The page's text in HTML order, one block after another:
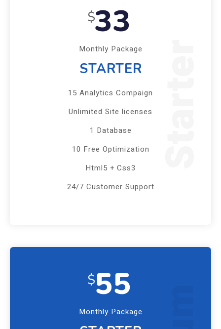
Starter
$33
Monthly Package
STARTER
15 Analytics Compaign
Unlimited Site licenses
1 Database
10 Free Optimization
Html5 + Css3
24/7 Customer Support
$55
Monthly Package